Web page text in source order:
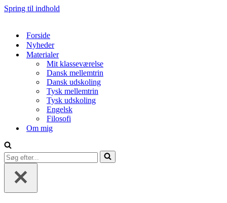
Spring til indhold
Forside
Nyheder
Materialer
Mit klasseværelse
Dansk mellemtrin
Dansk udskoling
Tysk mellemtrin
Tysk udskoling
Engelsk
Filosofi
Om mig
Søg
efter...